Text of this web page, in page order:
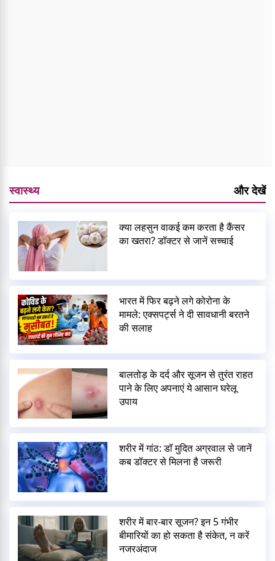
स्वास्थ्य और देखें
क्या लहसुन वाकई कम करता है कैंसर
का खतरा? डॉक्टर से जानें सच्चाई
भारत में फिर बढ़ने लगे कोरोना के
मामले: एक्सपर्ट्स ने दी सावधानी बरतने
की सलाह
बालतोड़ के दर्द और सूजन से तुरंत राहत
पाने के लिए अपनाएं ये आसान घरेलू
उपाय
शरीर में गांठ: डॉ मुदित अग्रवाल से जानें
कब डॉक्टर से मिलना है जरूरी
शरीर में बार-बार सूजन? इन 5 गंभीर
बीमारियों का हो सकता है संकेत, न करें
नजरअंदाज